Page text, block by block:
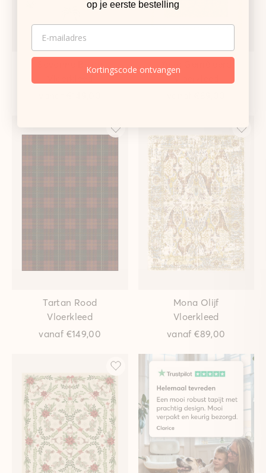
Savanne Beige
Tartan Rood
Vloerkleed
vanaf €149,00
Mona Olijf
Vloerkleed
vanaf€89,00
op je eerste bestelling
EMAIL
Kortingscode ontvangen